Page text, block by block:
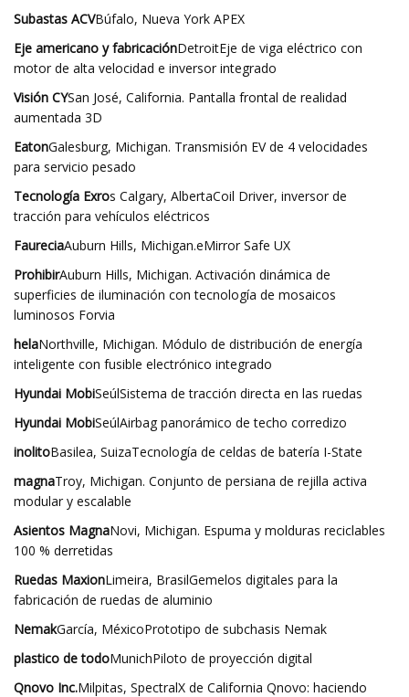
Subastas ACVBúfalo, Nueva York APEX
Eje americano y fabricaciónDetroitEje de viga eléctrico con
motor de alta velocidad e inversor integrado
Visión CYSan José, California. Pantalla frontal de realidad
aumentada 3D
EatonGalesburg, Michigan. Transmisión EV de 4 velocidades
para servicio pesado
Tecnología Exros Calgary, AlbertaCoil Driver, inversor de
tracción para vehículos eléctricos
FaureciaAuburn Hills, Michigan.eMirror Safe UX
ProhibirAuburn Hills, Michigan. Activación dinámica de
superficies de iluminación con tecnología de mosaicos
luminosos Forvia
helaNorthville, Michigan. Módulo de distribución de energía
inteligente con fusible electrónico integrado
Hyundai MobiSeúlSistema de tracción directa en las ruedas
Hyundai MobiSeúlAirbag panorámico de techo corredizo
inolitoBasilea, SuizaTecnología de celdas de batería I-State
magnaTroy, Michigan. Conjunto de persiana de rejilla activa
modular y escalable
Asientos MagnaNovi, Michigan. Espuma y molduras reciclables
100 % derretidas
Ruedas MaxionLimeira, BrasilGemelos digitales para la
fabricación de ruedas de aluminio
NemakGarcía, MéxicoPrototipo de subchasis Nemak
plastico de todoMunichPiloto de proyección digital
Qnovo Inc.Milpitas, SpectralX de California Qnovo: haciendo